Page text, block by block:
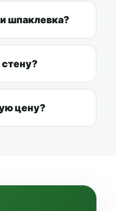
шпаклевка?
цену?